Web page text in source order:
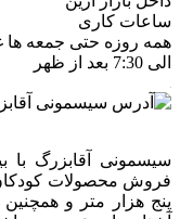
ساعات کاری
الی 7:30 بعد از ظهر
فروش محصولات
پنج هزار متر و